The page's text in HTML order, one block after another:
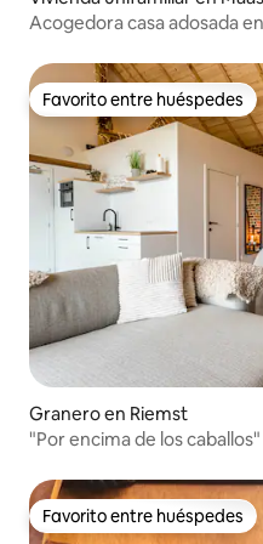
Acogedora casa adosada
Favorito entre huéspedes
Favorito entre huéspedes
Granero en Riemst
"Por encima de los
Favorito entre huéspedes
Favorito entre huéspedes